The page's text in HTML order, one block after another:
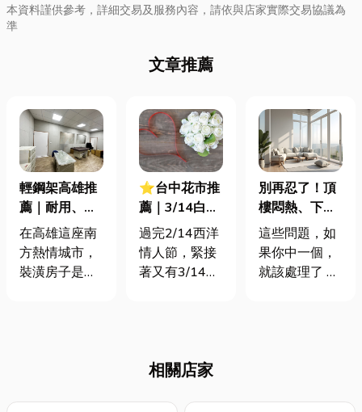
本資料謹供參考，詳細交易及服務內容，請依與店家實際交易協議為
準
文章推薦
輕鋼架高雄推
薦｜耐用、美
觀、打造理想
空間
在高雄這座南
方熱情城市，
裝潢房子是一
「輕鋼架」就
⭐台中花市推
薦｜3/14白色
情人節誰送誰?
送哪些花適合?
白色情人節浪
過完2/14西洋
情人節，緊接
著又有3/14白
情人節誰送誰
編就來分享一
別再忍了！頂
樓悶熱、下雨
吵？鐵皮屋＋
氣密窗一次搞
定！
這些問題，如
果你中一個，
就該處理了 先
不著？ 💨 門
相關店家